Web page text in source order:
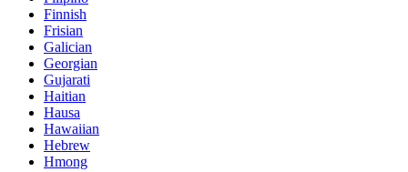
Finnish
Frisian
Galician
Georgian
Gujarati
Haitian
Hausa
Hawaiian
Hebrew
Hmong